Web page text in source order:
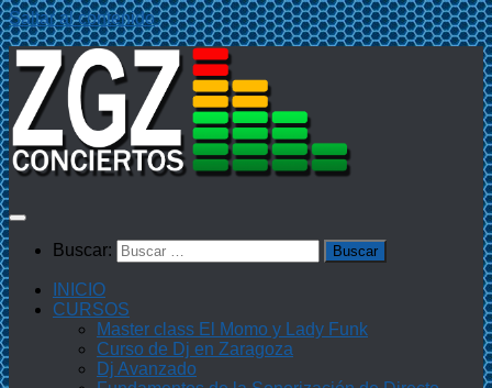
Saltar al contenido
Buscar:
INICIO
CURSOS
Master class El Momo y Lady Funk
Curso de Dj en Zaragoza
Dj Avanzado